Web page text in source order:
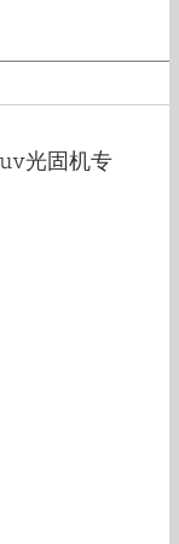
光固机专